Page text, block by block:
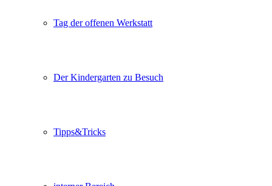
Tag der offenen Werkstatt
Der Kindergarten zu Besuch
Tipps&Tricks